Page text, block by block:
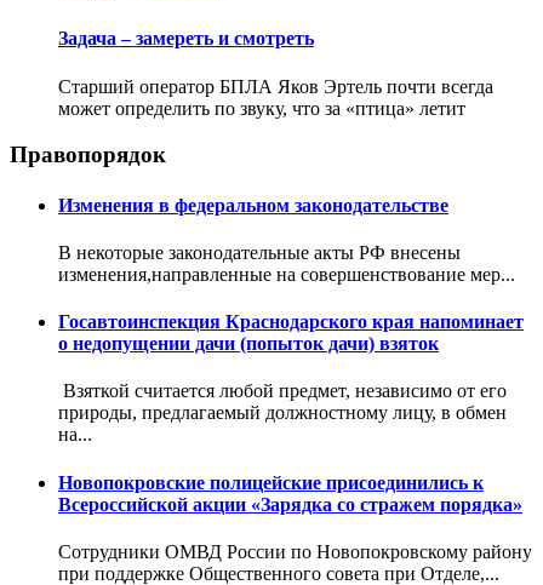
Задача – замереть и смотреть
Старший оператор БПЛА Яков Эртель почти всегда
может определить по звуку, что за «птица» летит
Правопорядок
Изменения в федеральном законодательстве
В некоторые законодательные акты РФ внесены
изменения,направленные на совершенствование мер...
Госавтоинспекция Краснодарского края напоминает
о недопущении дачи (попыток дачи) взяток
Взяткой считается любой предмет, независимо от его
природы, предлагаемый должностному лицу, в обмен
на...
Новопокровские полицейские присоединились к
Всероссийской акции «Зарядка со стражем порядка»
Сотрудники ОМВД России по Новопокровскому району
при поддержке Общественного совета при Отделе,...